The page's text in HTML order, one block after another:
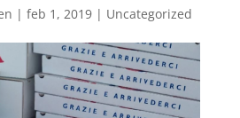
| feb 1, 2019| Uncategorized